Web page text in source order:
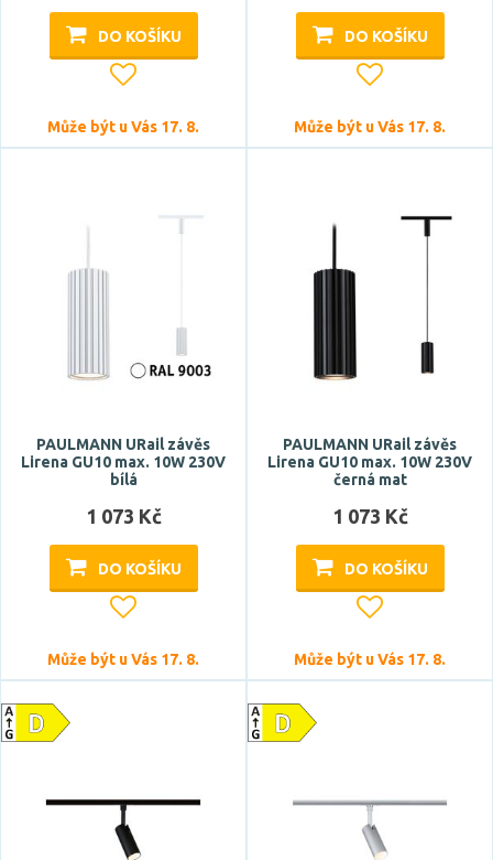
DO KOŠÍKU
Může být u Vás 17. 8.
DO KOŠÍKU
Může být u Vás 17. 8.
PAULMANN URail závěs
Lirena GU10 max. 10W 230V
bílá
1 073 Kč
DO KOŠÍKU
Může být u Vás 17. 8.
PAULMANN URail závěs
Lirena GU10 max. 10W 230V
černá mat
1 073 Kč
DO KOŠÍKU
Může být u Vás 17. 8.